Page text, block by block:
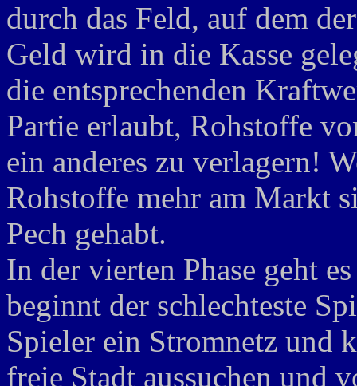
durch das Feld, auf dem
Geld wird in die Kasse
die entsprechenden
Partie erlaubt, Rohstoffe
ein anderes zu verlagern!
Rohstoffe mehr am Markt
Pech gehabt.
In der vierten Phase geht
beginnt der schlechteste
Spieler ein Stromnetz und
freie Stadt aussuchen und